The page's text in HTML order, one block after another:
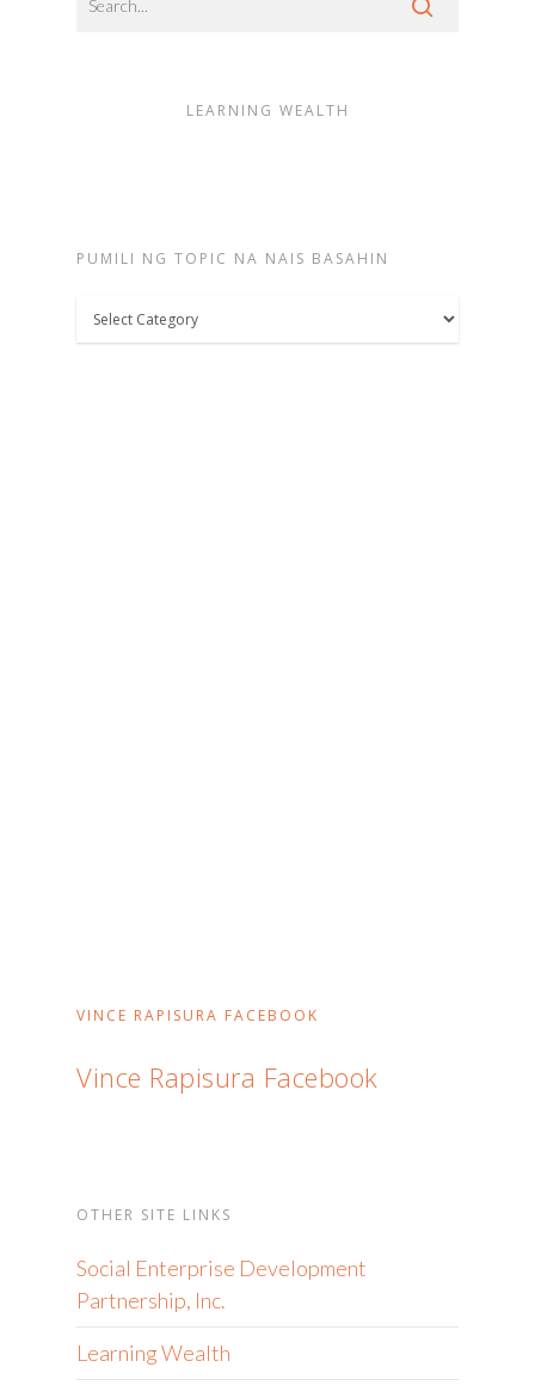
LEARNING WEALTH
PUMILI NG TOPIC NA NAIS BASAHIN
Pumili
ng
VINCE RAPISURA FACEBOOK
Vince Rapisura Facebook
OTHER SITE LINKS
Social Enterprise Development
Partnership, Inc.
Learning Wealth